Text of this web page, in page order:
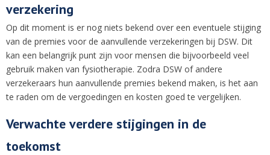
verzekering
Op dit moment is er nog niets bekend over een eventuele stijging
van de premies voor de aanvullende verzekeringen bij DSW. Dit
kan een belangrijk punt zijn voor mensen die bijvoorbeeld veel
gebruik maken van fysiotherapie. Zodra DSW of andere
verzekeraars hun aanvullende premies bekend maken, is het aan
te raden om de vergoedingen en kosten goed te vergelijken.
Verwachte verdere stijgingen in de
toekomst